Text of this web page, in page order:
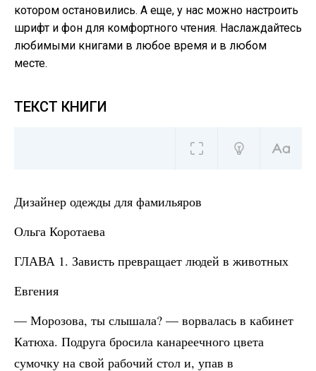
котором остановились. А еще, у нас можно настроить
шрифт и фон для комфортного чтения. Наслаждайтесь
любимыми книгами в любое время и в любом
месте.
ТЕКСТ КНИГИ
Дизайнер одежды для фамильяров
Ольга Коротаева
ГЛАВА 1. Зависть превращает людей в животных
Евгения
— Морозова, ты слышала? — ворвалась в кабинет
Катюха. Подруга бросила канареечного цвета
сумочку на свой рабочий стол и, упав в